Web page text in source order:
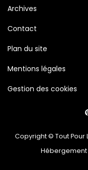
Archives
Contact
Plan du site
Mentions légales
Gestion des cookies
Copyright © Tout Pour
Hébergement